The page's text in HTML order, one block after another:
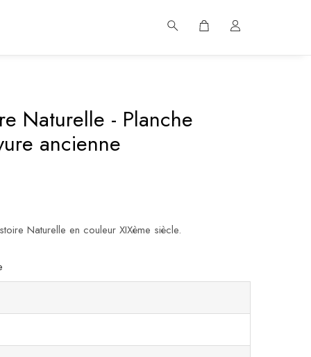
Naturelle - Planche
ancienne
Naturelle en couleur XIXème siècle.